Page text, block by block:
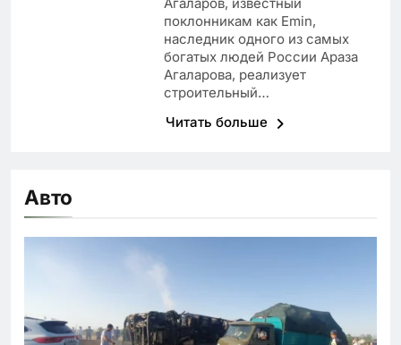
поклонникам как Emin,
наследник одного из самых
богатых людей России Араза
Агаларова, реализует
строительный…
Читать больше
Авто